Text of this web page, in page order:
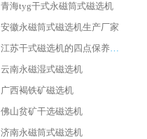
青海tyg干式永磁筒式磁选机
安徽永磁筒式磁选机生产厂家
江苏干式磁选机的四点保养秘籍
云南永磁湿式磁选机
广西褐铁矿磁选机
佛山贫矿干选磁选机
济南永磁筒式磁选机